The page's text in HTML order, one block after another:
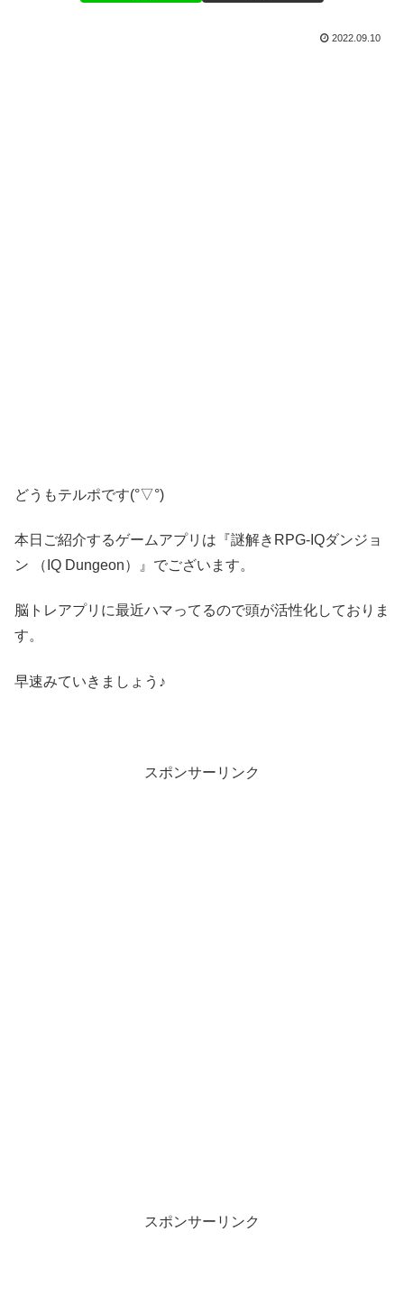
2022.09.10
どうもテルポです(°▽°)
本日ご紹介するゲームアプリは『謎解きRPG-IQダンジョ
ン （IQ Dungeon）』でございます。
脳トレアプリに最近ハマってるので頭が活性化しておりま
す。
早速みていきましょう♪
スポンサーリンク
スポンサーリンク